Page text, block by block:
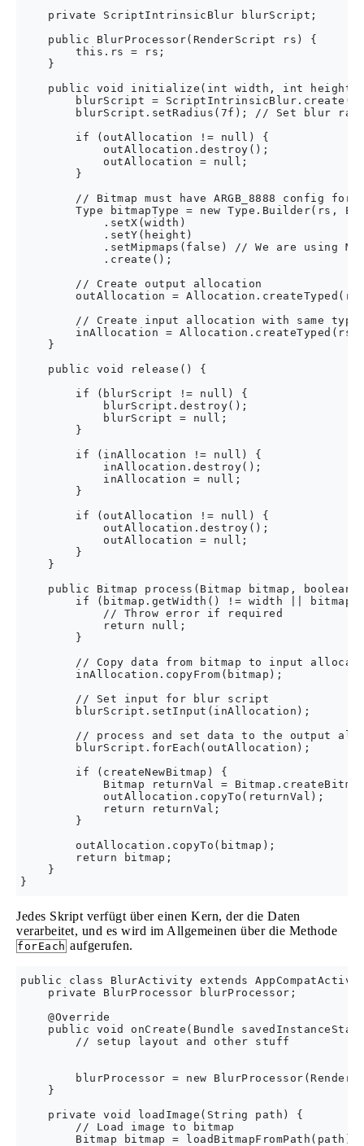
    private ScriptIntrinsicBlur blurScript;
    public BlurProcessor(RenderScript rs) {
        this.rs = rs;
    }
public void initialize(int width, int height)
blurScript =
blurScript.setRadius(7f); // Set blur
        if (outAllocation != null) {
            outAllocation.destroy();
            outAllocation = null;
        }
// Bitmap must have ARGB_8888 config for
Type bitmapType = new Type.Builder(rs,
            .setX(width)
            .setY(height)
.setMipmaps(false) // We are using
            .create();
        // Create output allocation
outAllocation =
// Create input allocation with same type
inAllocation = Allocation.createTyped(rs,
    }
    public void release() {
        if (blurScript != null) {
            blurScript.destroy();
            blurScript = null;
        }
        if (inAllocation != null) {
            inAllocation.destroy();
            inAllocation = null;
        }
        if (outAllocation != null) {
            outAllocation.destroy();
            outAllocation = null;
        }
    }
public Bitmap process(Bitmap bitmap, boolean
if (bitmap.getWidth() != width ||
            // Throw error if required
            return null;
        }
// Copy data from bitmap to input
        inAllocation.copyFrom(bitmap);
        // Set input for blur script
        blurScript.setInput(inAllocation);
// process and set data to the output
        blurScript.forEach(outAllocation);
        if (createNewBitmap) {
Bitmap returnVal =
            outAllocation.copyTo(returnVal);
            return returnVal;
        }
        outAllocation.copyTo(bitmap);
        return bitmap;
    }
Jedes Skript verfügt über einen Kern, der die Daten
verarbeitet, und es wird im Allgemeinen über die Methode
forEach aufgerufen.
public class BlurActivity extends
    private BlurProcessor blurProcessor;
    @Override
public void onCreate(Bundle
        // setup layout and other stuff
blurProcessor = new
    }
    private void loadImage(String path) {
        // Load image to bitmap
        Bitmap bitmap = loadBitmapFromPath(path);